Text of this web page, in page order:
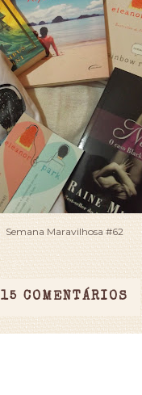
Semana Maravilhosa #62
15 COMENTÁRIOS